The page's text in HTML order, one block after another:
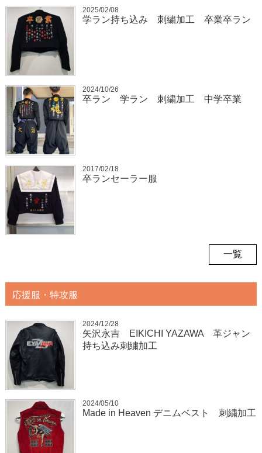
2025/02/08
学ラン持ち込み 刺繍加工 卒業卒ラン
2024/10/26
卒ラン 学ラン 刺繍加工 中学卒業
2017/02/18
卒ランセーラー服
一覧
応援服・特攻服
2024/12/28
矢沢永吉 EIKICHI YAZAWA 革ジャン
持ち込み刺繍加工
2024/05/10
Made in Heaven デニムベスト 刺繍加工